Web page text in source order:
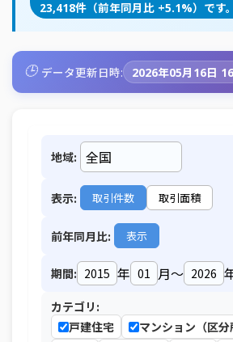
23,418件（前年同月比 +5.1%）です。
🕒 データ更新日時: 2026年05月16日
地域:
表示: 取引件数 取引面積
前年同月比: 表示
期間: 年 月～
カテゴリ:
戸建住宅
マンション（区分